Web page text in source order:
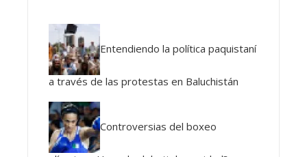
Entendiendo la política paquistaní
a través de las protestas en Baluchistán
Controversias del boxeo